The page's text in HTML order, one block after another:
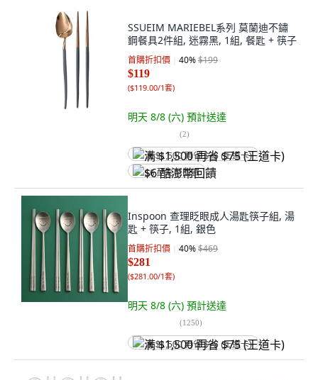
SSUEIM MARIEBEL系列 莫蘭迪不鏽
鋼餐具2件組, 迷霧黑, 1組, 餐匙 + 筷子
首購折扣價 40%$199
$119
($119.00/1套)
明天 8/8 (六) 預計送達
(2)
满 $1,500 再省 $75 (王道卡)
$6 酷澎幣回饋
Inspoon 查理眨眼成人湯匙筷子組, 湯
匙 + 筷子, 1組, 銀色
首購折扣價 40%$469
$281
($281.00/1套)
明天 8/8 (六) 預計送達
(1250)
满 $1,500 再省 $75 (王道卡)